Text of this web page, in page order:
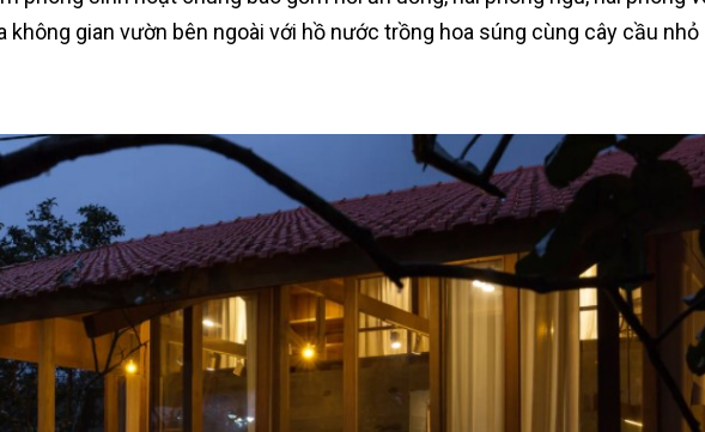
không gian vườn bên ngoài với hồ nước trồng hoa súng cùng cây cầu nhỏ